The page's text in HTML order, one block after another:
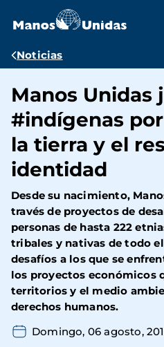
contenido
Ruta
navegación
Noticias
Manos Unidas
#indígenas
la tierra y el
identidad
Desde su nacimiento,
través de proyectos de
personas de hasta 222
tribales y nativas de todo
desafíos a los que se
los proyectos económicos
territorios y el medio
derechos humanos.
Domingo, 06 agosto,